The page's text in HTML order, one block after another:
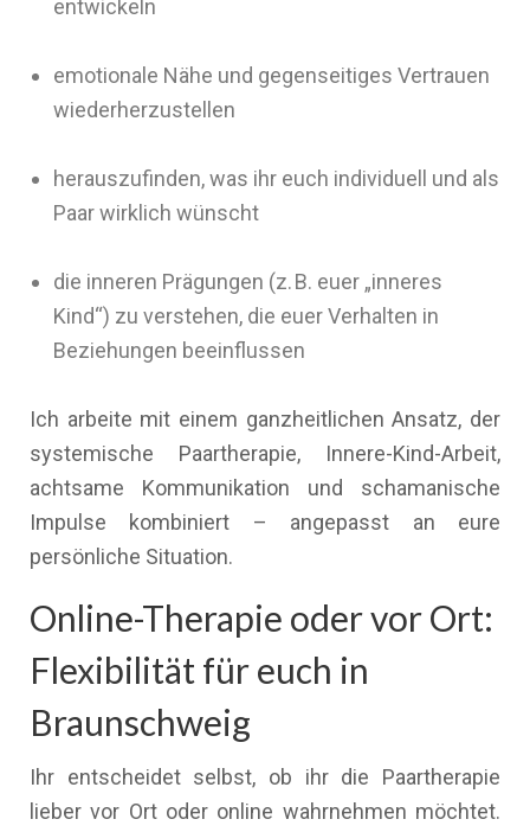
entwickeln
emotionale Nähe und gegenseitiges Vertrauen
wiederherzustellen
herauszufinden, was ihr euch individuell und als
Paar wirklich wünscht
die inneren Prägungen (z. B. euer „inneres
Kind“) zu verstehen, die euer Verhalten in
Beziehungen beeinflussen
Ich arbeite mit einem ganzheitlichen Ansatz, der
systemische Paartherapie, Innere-Kind-Arbeit,
achtsame Kommunikation und schamanische
Impulse kombiniert – angepasst an eure
persönliche Situation.
Online-Therapie oder vor Ort:
Flexibilität für euch in
Braunschweig
Ihr entscheidet selbst, ob ihr die Paartherapie
lieber vor Ort oder online wahrnehmen möchtet.